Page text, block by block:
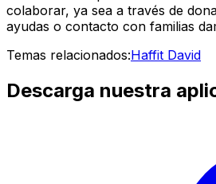
colaborar, ya sea a través de
ayudas o contacto con familias
Temas relacionados:Haffit David
Descarga nuestra